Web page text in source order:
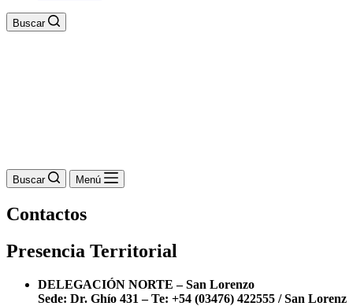
Buscar
Buscar Menú
Contactos
Presencia Territorial
DELEGACIÓN NORTE – San Lorenzo
Sede: Dr. Ghío 431 – Te: +54 (03476) 422555 / San Lorenz